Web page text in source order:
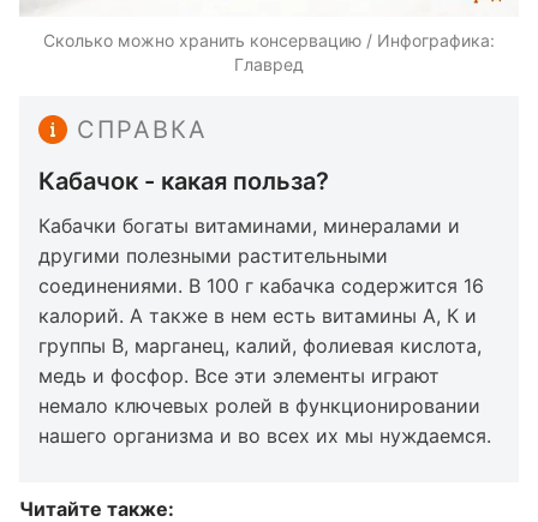
Сколько можно хранить консервацию / Инфографика:
Главред
СПРАВКА
Кабачок - какая польза?
Кабачки богаты витаминами, минералами и
другими полезными растительными
соединениями. В 100 г кабачка содержится 16
калорий. А также в нем есть витамины А, К и
группы В, марганец, калий, фолиевая кислота,
медь и фосфор. Все эти элементы играют
немало ключевых ролей в функционировании
нашего организма и во всех их мы нуждаемся.
Читайте также: